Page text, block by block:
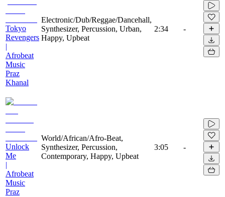
Tokyo
Revengers
|
Afrobeat
Music
Praz
Khanal
Electronic/Dub/Reggae/Dancehall,
Synthesizer, Percussion, Urban,
Happy, Upbeat
2:34 -
Unlock
Me
|
Afrobeat
Music
Praz
World/African/Afro-Beat,
Synthesizer, Percussion,
Contemporary, Happy, Upbeat
3:05 -